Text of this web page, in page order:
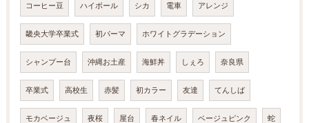
コーヒー豆 ハイボール シカ 電車 アレンジ
畿央大学卒業式 初パーマ ホワイトグラデーション
シャンプー台 沖縄お土産 海鮮丼 しぇろ 奈良県
卒業式 高校生 赤髪 初カラー 友達 てんしば
モカベージュ 夜桜 屋台 春ネイル ベージュピンク 蛇